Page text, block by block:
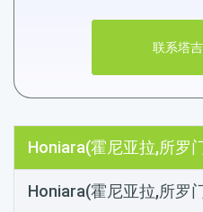
联系塔
Honiara(霍尼亚拉,所罗
Honiara(霍尼亚拉,所罗